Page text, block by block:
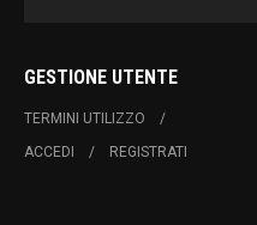
GESTIONE UTENTE
TERMINI UTILIZZO
ACCEDI
REGISTRATI